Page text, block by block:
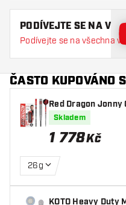
PODÍVEJTE SE NA
Podívejte se na všechna
ČASTO KUPOVÁNO
Red Dragon
Šipky Steel
Skladem
1 778Kč
26g
KOTO Heavy Duty